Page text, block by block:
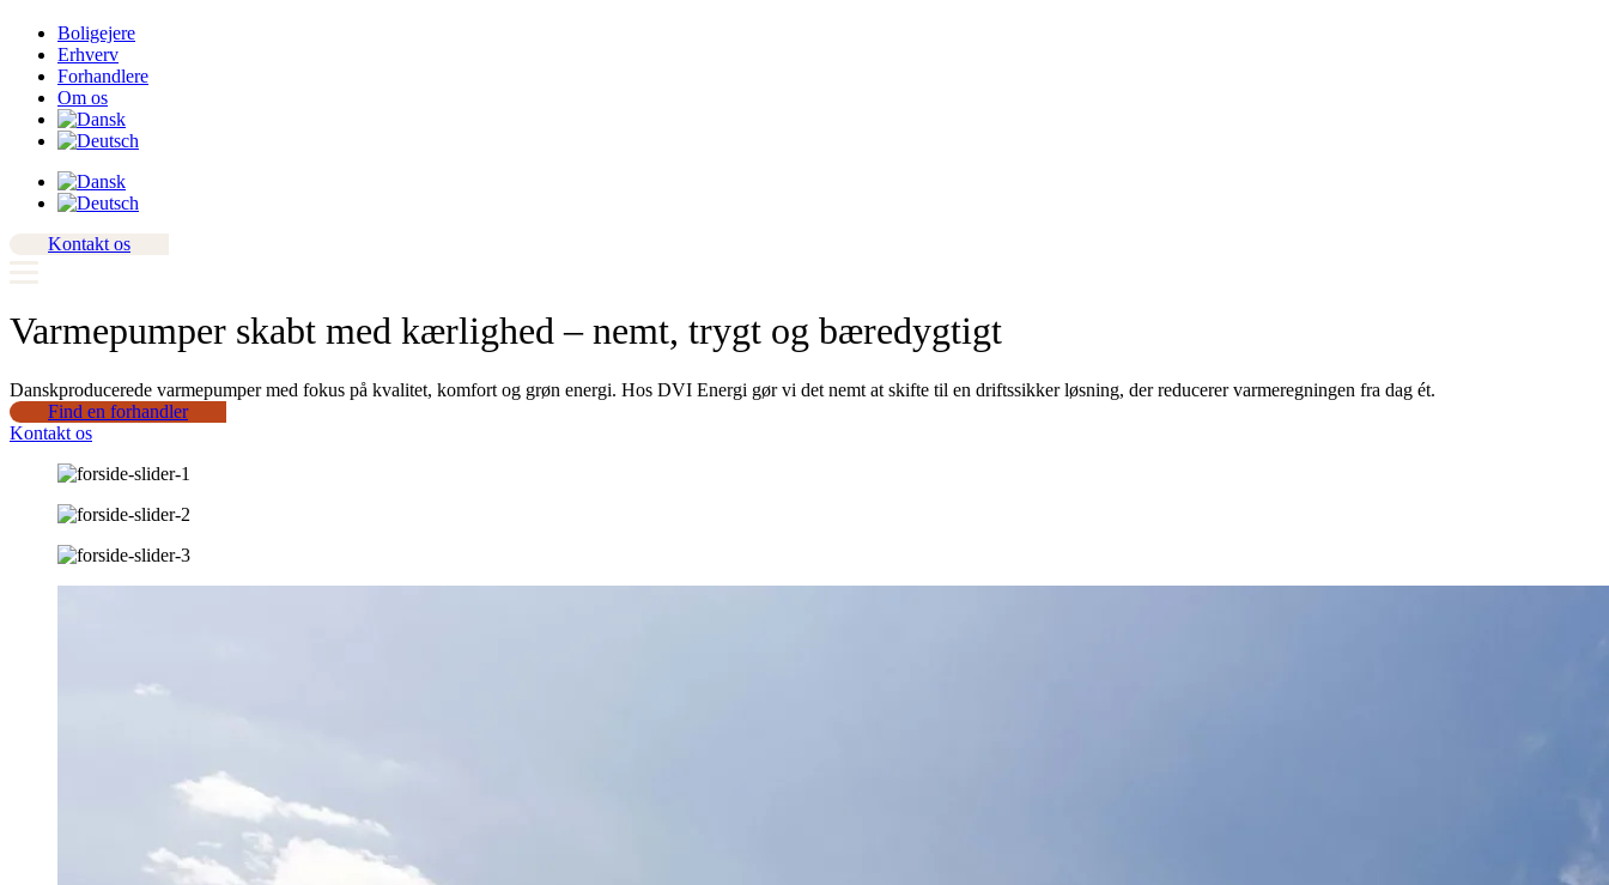
Boligejere
Erhverv
Forhandlere
Om os
Kontakt os
Varmepumper skabt med kærlighed – nemt, trygt og bæredygtigt
Danskproducerede varmepumper med fokus på kvalitet, komfort og grøn energi. Hos DVI Energi gør vi det nemt at skifte til en driftssikker løsning, der reducerer varmeregningen fra dag ét.
Find en forhandler
Kontakt os